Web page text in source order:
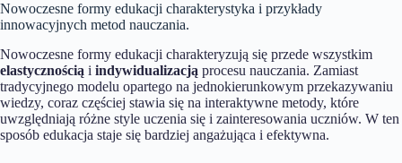
Nowoczesne formy edukacji charakterystyka i przykłady
innowacyjnych metod nauczania.
Nowoczesne formy edukacji charakteryzują się przede wszystkim
elastycznością i indywidualizacją procesu nauczania. Zamiast
tradycyjnego modelu opartego na jednokierunkowym przekazywaniu
wiedzy, coraz częściej stawia się na interaktywne metody, które
uwzględniają różne style uczenia się i zainteresowania uczniów. W ten
sposób edukacja staje się bardziej angażująca i efektywna.